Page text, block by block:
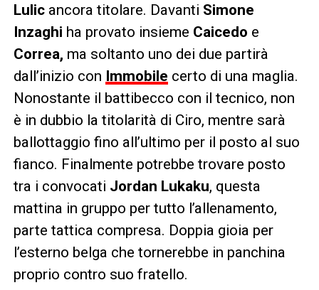
Lulicancora titolare. Davanti Simone
Inzaghi ha provato insieme Caicedo e
Correa, ma soltanto uno dei due partirà
dall’inizio con Immobile certo di una maglia.
Nonostante il battibecco con il tecnico, non
è in dubbio la titolarità di Ciro, mentre sarà
ballottaggio fino all’ultimo per il posto al suo
fianco. Finalmente potrebbe trovare posto
tra i convocati Jordan Lukaku, questa
mattina in gruppo per tutto l’allenamento,
parte tattica compresa. Doppia gioia per
l’esterno belga che tornerebbe in panchina
proprio contro suo fratello.